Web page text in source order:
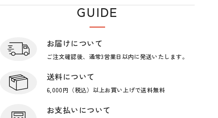
GUIDE
お届けについて
ご注文確認後、通常3営業日以内に発送いたします。
送料について
6,000円（税込）以上お買い上げで送料無料
お支払いについて